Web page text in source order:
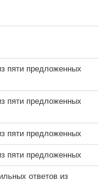
пяти предложенных
пяти предложенных
пяти предложенных
пяти предложенных
ответов из